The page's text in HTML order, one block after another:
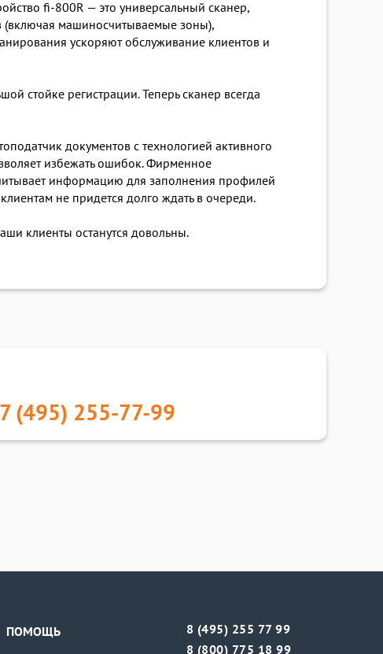
fi-800R — это универсальный сканер,
(включая машиносчитываемые зоны),
ускоряют обслуживание клиентов и
стойке регистрации. Теперь сканер всегда
документов с технологией активного
избежать ошибок. Фирменное
информацию для заполнения профилей
не придется долго ждать в очереди.
клиенты останутся довольны.
(495) 255-77-99
ПОМОЩЬ
8 (495) 255 77 99
8 (800) 775 18 99